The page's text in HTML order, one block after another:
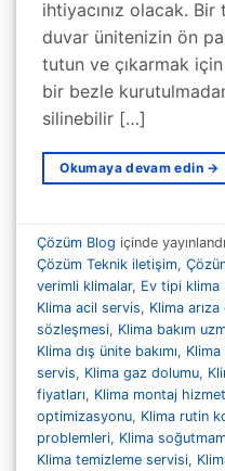
ihtiyacınız olacak.
duvar ünitenizin ön
tutun ve çıkarmak
bir bezle
silinebilir […]
Okumaya devam edin →
Çözüm Blog içinde yayınlandı
Çözüm Teknik iletişim,
verimli klimalar, Ev tipi klima
Klima acil servis, Klima
sözleşmesi, Klima bakım
Klima dış ünite bakımı,
servis, Klima gaz dolumu,
fiyatları, Klima montaj
optimizasyonu, Klima rutin
problemleri, Klima
Klima temizleme servisi,